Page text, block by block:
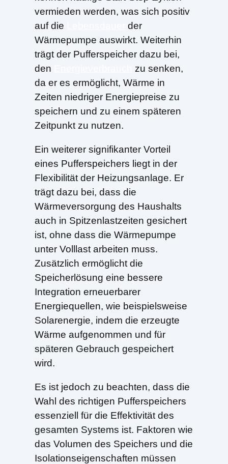
vermieden werden, was sich positiv
auf die
der
Wärmepumpe auswirkt. Weiterhin
trägt der Pufferspeicher dazu bei,
den
zu senken,
da er es ermöglicht, Wärme in
Zeiten niedriger Energiepreise zu
speichern und zu einem späteren
Zeitpunkt zu nutzen.
Ein weiterer signifikanter Vorteil
eines Pufferspeichers liegt in der
Flexibilität der Heizungsanlage. Er
trägt dazu bei, dass die
Wärmeversorgung des Haushalts
auch in Spitzenlastzeiten gesichert
ist, ohne dass die Wärmepumpe
unter Volllast arbeiten muss.
Zusätzlich ermöglicht die
Speicherlösung eine bessere
Integration erneuerbarer
Energiequellen, wie beispielsweise
Solarenergie, indem die erzeugte
Wärme aufgenommen und für
späteren Gebrauch gespeichert
wird.
Es ist jedoch zu beachten, dass die
Wahl des richtigen Pufferspeichers
essenziell für die Effektivität des
gesamten Systems ist. Faktoren wie
das Volumen des Speichers und die
Isolationseigenschaften müssen